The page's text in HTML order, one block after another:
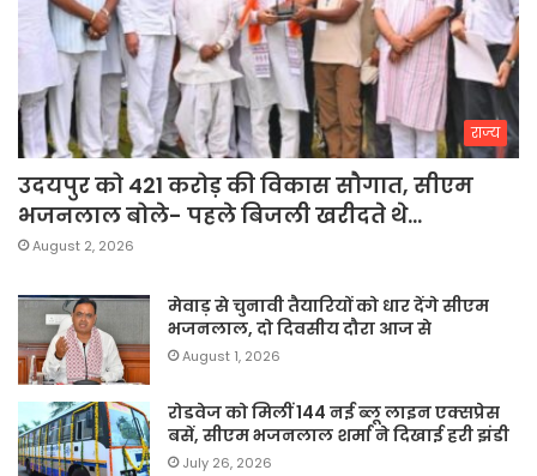
राज्य
उदयपुर को 421 करोड़ की विकास सौगात, सीएम
भजनलाल बोले- पहले बिजली खरीदते थे…
August 2, 2026
मेवाड़ से चुनावी तैयारियों को धार देंगे सीएम
भजनलाल, दो दिवसीय दौरा आज से
August 1, 2026
रोडवेज को मिलीं 144 नई ब्लू लाइन एक्सप्रेस
बसें, सीएम भजनलाल शर्मा ने दिखाई हरी झंडी
July 26, 2026